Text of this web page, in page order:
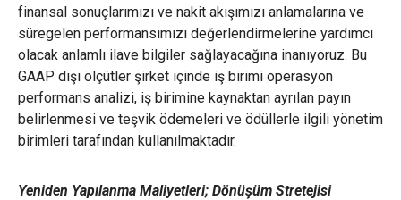
finansal sonuçlarımızı ve nakit akışımızı anlamalarına ve
süregelen performansımızı değerlendirmelerine yardımcı
olacak anlamlı ilave bilgiler sağlayacağına inanıyoruz. Bu
GAAP dışı ölçütler şirket içinde iş birimi operasyon
performans analizi, iş birimine kaynaktan ayrılan payın
belirlenmesi ve teşvik ödemeleri ve ödüllerle ilgili yönetim
birimleri tarafından kullanılmaktadır.
Yeniden Yapılanma Maliyetleri; Dönüşüm Stretejisi